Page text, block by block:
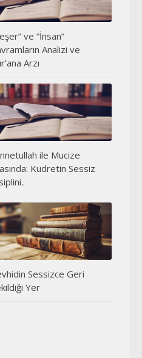
ve “İnsan”
Analizi ve
Arzı
ile Mucize
Kudretin Sessiz
Sessizce Geri
Yer